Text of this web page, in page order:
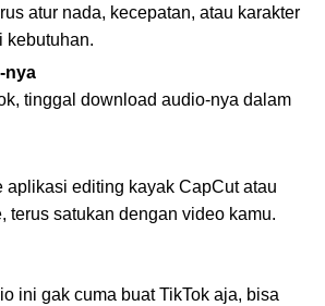
atur nada, kecepatan, atau karakter
kebutuhan.
nya
tinggal download audio-nya dalam
aplikasi editing kayak CapCut atau
terus satukan dengan video kamu.
ini gak cuma buat TikTok aja, bisa